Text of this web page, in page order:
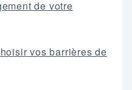
de votre
vos barrières de